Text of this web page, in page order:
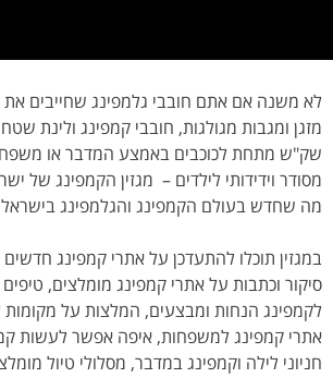
לא משנה אם אתם חובבי גלמפינג שחייבים
מזגן ומגבות מגולגות, חובבי קמפינג ולינת
שק"ש מתחת לכוכבים באמצע המדבר או
מסודר וידידותי לילדים – מגזין הקמפינג של
מה שחדש בעולם הקמפינג והגלמפינג בישראל
במגזין תוכלו להתעדכן על אתרי קמפינג
סיקור וכתבות על אתרי קמפינג מומלצים,
לקמפינג הנחות ומבצעים, המלצות על מקומות
אתרי קמפינג למשפחות, איפה אפשר לעשות
חניוני לילה וקמפינג במדבר, מסלולי טיול